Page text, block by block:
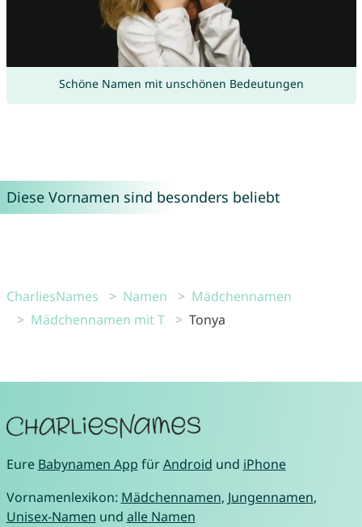
Schöne Namen mit unschönen Bedeutungen
Diese Vornamen sind besonders beliebt
CharliesNames Namen
Mädchennamen
Mädchennamen mit T
Tonya
Eure Babynamen App fürAndroid und iPhone
Vornamenlexikon: Mädchennamen, Jungennamen,
Unisex-Namen und alle Namen